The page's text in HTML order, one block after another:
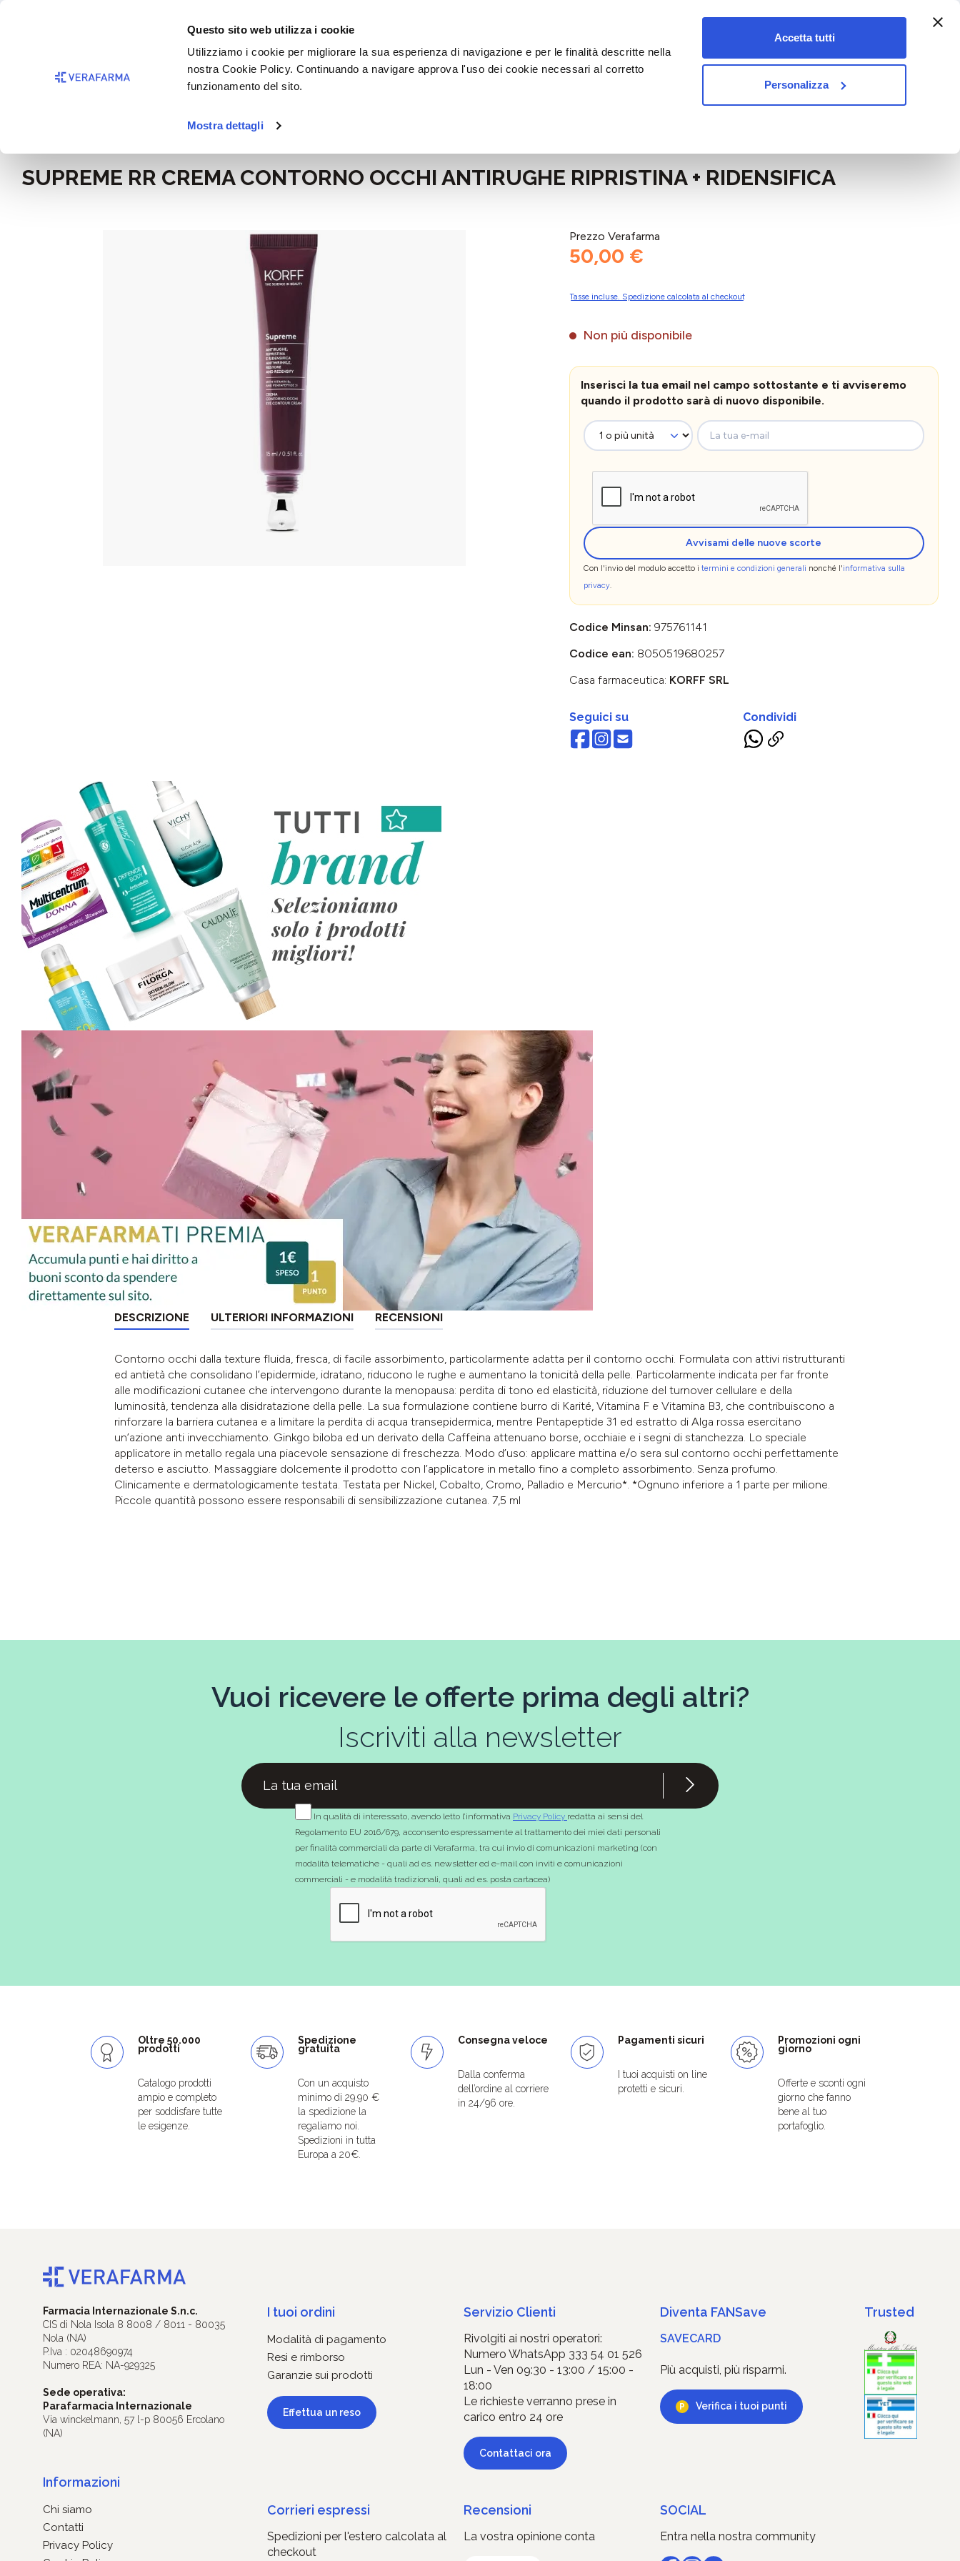
Questo sito web utilizza i cookie
Utilizziamo i cookie per migliorare la sua esperienza di navigazione e per le finalità descritte nella
nostra Cookie Policy. Continuando a navigare approva l'uso dei cookie necessari al corretto
funzionamento del sito.
Mostra dettagli
Accetta tutti
Personalizza
Passa alla navigazione principale
vet&pet
SUPREME RR CREMA CONTORNO OCCHI ANTIRUGHE RIPRISTINA + RIDENSIFICA
Prezzo Verafarma
50,00 €
Tasse incluse. Spedizione calcolata al checkout
Non più disponibile
Inserisci la tua email nel campo sottostante e ti avviseremo
quando il prodotto sarà di nuovo disponibile.
La tua e-mail
Avvisami delle nuove scorte
Con l'invio del modulo accetto i termini e condizioni generali nonché l'informativa sulla
privacy.
Codice Minsan: 975761141
Codice ean: 8050519680257
Casa farmaceutica: KORFF SRL
Seguici su Condividi
DESCRIZIONE ULTERIORI INFORMAZIONI RECENSIONI
Contorno occhi dalla texture fluida, fresca, di facile assorbimento, particolarmente adatta per il contorno occhi. Formulata con attivi ristrutturanti
ed antietà che consolidano l’epidermide, idratano, riducono le rughe e aumentano la tonicità della pelle. Particolarmente indicata per far fronte
alle modificazioni cutanee che intervengono durante la menopausa: perdita di tono ed elasticità, riduzione del turnover cellulare e della
luminosità, tendenza alla disidratazione della pelle. La sua formulazione contiene burro di Karité, Vitamina F e Vitamina B3, che contribuiscono a
rinforzare la barriera cutanea e a limitare la perdita di acqua transepidermica, mentre Pentapeptide 31 ed estratto di Alga rossa esercitano
un’azione anti invecchiamento. Ginkgo biloba ed un derivato della Caffeina attenuano borse, occhiaie e i segni di stanchezza. Lo speciale
applicatore in metallo regala una piacevole sensazione di freschezza. Modo d’uso: applicare mattina e/o sera sul contorno occhi perfettamente
deterso e asciutto. Massaggiare dolcemente il prodotto con l’applicatore in metallo fino a completo assorbimento. Senza profumo.
Clinicamente e dermatologicamente testata. Testata per Nickel, Cobalto, Cromo, Palladio e Mercurio*. *Ognuno inferiore a 1 parte per milione.
Piccole quantità possono essere responsabili di sensibilizzazione cutanea. 7,5 ml
Vuoi ricevere le offerte prima degli altri?
Iscriviti alla newsletter
In qualità di interessato, avendo letto l’informativa Privacy Policy redatta ai sensi del
Regolamento EU 2016/679, acconsento espressamente al trattamento dei miei dati personali
per finalità commerciali da parte di Verafarma, tra cui invio di comunicazioni marketing (con
modalità telematiche - quali ad es. newsletter ed e-mail con inviti e comunicazioni
commerciali - e modalità tradizionali, quali ad es. posta cartacea)
Oltre 50.000
prodotti
Catalogo prodotti
ampio e completo
per soddisfare tutte
le esigenze.
Spedizione
gratuita
Con un acquisto
minimo di 29.90 €
la spedizione la
regaliamo noi.
Spedizioni in tutta
Europa a 20€.
Consegna veloce
Dalla conferma
dell’ordine al corriere
in 24/96 ore.
Pagamenti sicuri
I tuoi acquisti on line
protetti e sicuri.
Promozioni ogni
giorno
Offerte e sconti ogni
giorno che fanno
bene al tuo
portafoglio.
Farmacia Internazionale S.n.c.
CIS di Nola Isola 8 8008 / 8011 - 80035
Nola (NA)
P.Iva : 02048690974
Numero REA: NA-929325
Sede operativa:
Parafarmacia Internazionale
Via winckelmann, 57 l-p 80056 Ercolano
(NA)
Informazioni
Chi siamo
Contatti
Privacy Policy
I tuoi ordini
Modalità di pagamento
Resi e rimborso
Garanzie sui prodotti
Effettua un reso
Servizio Clienti
Rivolgiti ai nostri operatori:
Numero WhatsApp 333 54 01 526
Lun - Ven 09:30 - 13:00 / 15:00 -
18:00
Le richieste verranno prese in
carico entro 24 ore
Contattaci ora
Diventa FANSave
SAVECARD
Più acquisti, più risparmi.
Verifica i tuoi punti
Corrieri espressi
Spedizioni per l'estero calcolata al
checkout
Recensioni
La vostra opinione conta
SOCIAL
Entra nella nostra community
Trusted